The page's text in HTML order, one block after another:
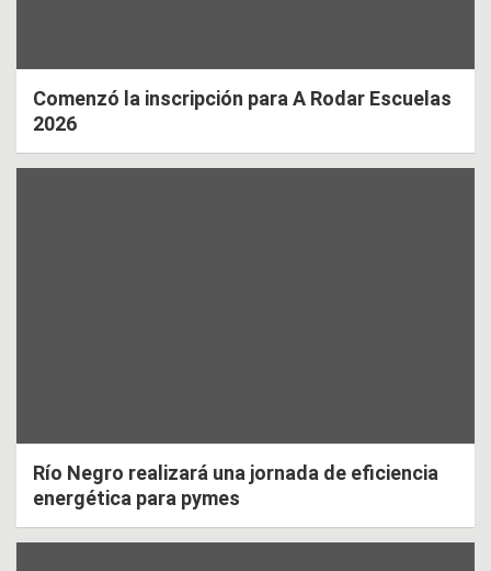
Comenzó la inscripción para A Rodar Escuelas
2026
Río Negro realizará una jornada de eficiencia
energética para pymes